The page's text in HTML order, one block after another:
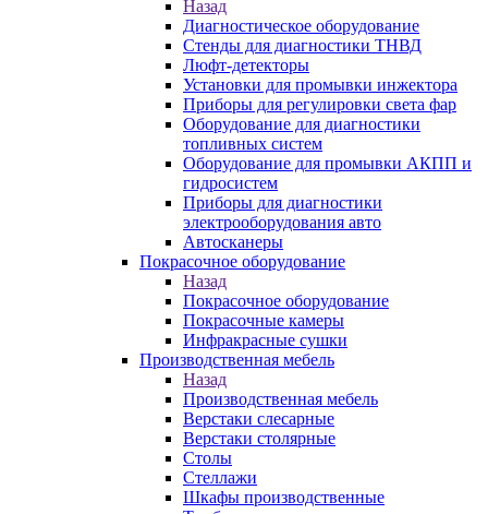
Назад
Диагностическое оборудование
Стенды для диагностики ТНВД
Люфт-детекторы
Установки для промывки инжектора
Приборы для регулировки света фар
Оборудование для диагностики
топливных систем
Оборудование для промывки АКПП и
гидросистем
Приборы для диагностики
электрооборудования авто
Автосканеры
Покрасочное оборудование
Назад
Покрасочное оборудование
Покрасочные камеры
Инфракрасные сушки
Производственная мебель
Назад
Производственная мебель
Верстаки слесарные
Верстаки столярные
Столы
Стеллажи
Шкафы производственные